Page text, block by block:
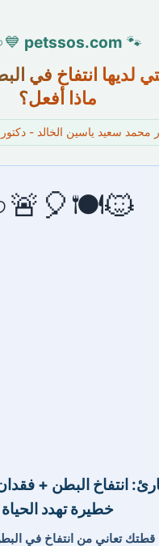
🐾
petssos.com
انتفاخ في
ماذا أفعل؟
محمد سعيد ياسين الخالد -
انتفاخ البطن +
خطيرة تهدد الحياة
قطتك تعاني من انتفاخ في